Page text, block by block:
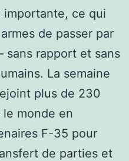
ce qui
de passer par
sans rapport et sans
La semaine
plus de 230
monde en
F-35 pour
de parties et